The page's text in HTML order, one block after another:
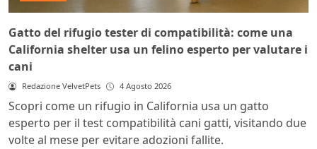
Gatto del rifugio tester di compatibilità: come una
California shelter usa un felino esperto per valutare i
cani
Redazione VelvetPets 4 Agosto 2026
Scopri come un rifugio in California usa un gatto
esperto per il test compatibilità cani gatti, visitando due
volte al mese per evitare adozioni fallite.